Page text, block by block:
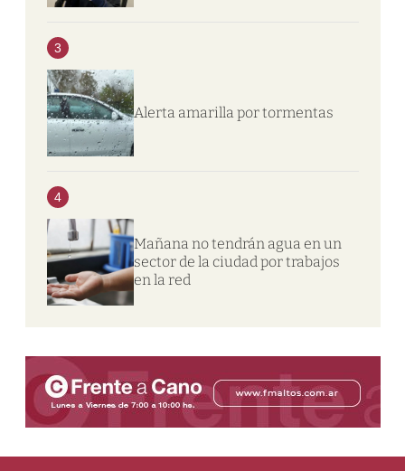
3
Alerta amarilla por tormentas
4
Mañana no tendrán agua en un
sector de la ciudad por trabajos
en la red